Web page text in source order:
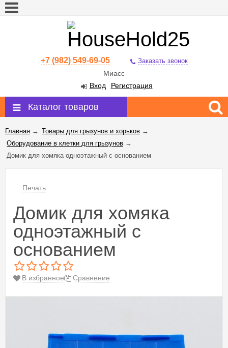
+7 (982) 549-69-05 Заказать звонок
Миасс
Вход
Регистрация
Каталог товаров
Главная → Товары для грызунов и хорьков →
Оборудование в клетки для грызунов →
Домик для хомяка одноэтажный с основанием
Печать
Домик для хомяка
одноэтажный с
основанием
В избранное Сравнение